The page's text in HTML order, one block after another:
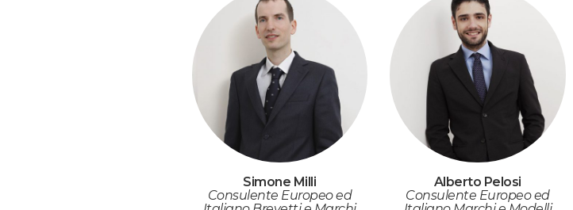
Simone Milli
Consulente Europeo ed
Alberto Pelosi
Consulente Europeo ed